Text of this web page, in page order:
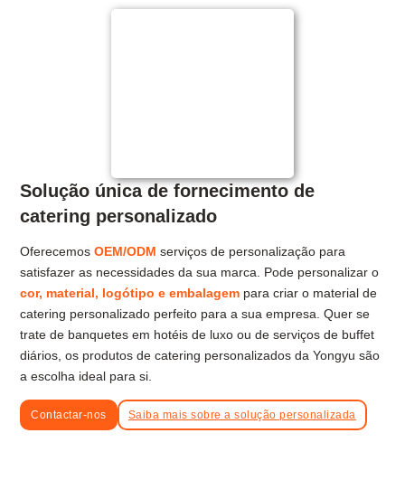
Solução única de fornecimento de
catering personalizado
OferecemosOEM/ODM serviços de personalização para
satisfazer as necessidades da sua marca. Pode personalizar o
cor, material, logótipo e embalagem para criar o material de
catering personalizado perfeito para a sua empresa. Quer se
trate de banquetes em hotéis de luxo ou de serviços de buffet
diários, os produtos de catering personalizados da Yongyu são
a escolha ideal para si.
Contactar-nos Saiba mais sobre a solução personalizada